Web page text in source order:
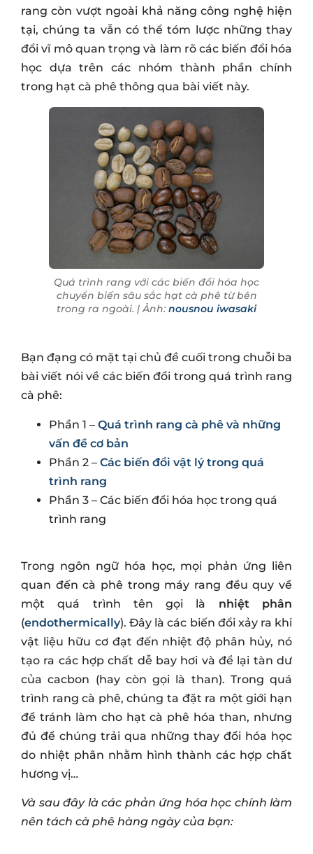
rang còn vượt ngoài khả năng công nghệ hiện
tại, chúng ta vẫn có thể tóm lược những thay
đổi vĩ mô quan trọng và làm rõ các biến đổi hóa
học dựa trên các nhóm thành phần chính
trong hạt cà phê thông qua bài viết này.
Quá trình rang với các biến đổi hóa học
chuyển biến sâu sắc hạt cà phê từ bên
trong ra ngoài. | Ảnh: nousnou iwasaki
Bạn đạng có mặt tại chủ đề cuối trong chuỗi ba
bài viết nói về các biến đổi trong quá trình rang
cà phê:
Phần 1 – Quá trình rang cà phê và những
vấn đề cơ bản
Phần 2 – Các biến đổi vật lý trong quá
trình rang
Phần 3 – Các biến đổi hóa học trong quá
trình rang
Trong ngôn ngữ hóa học, mọi phản ứng liên
quan đến cà phê trong máy rang đều quy về
một quá trình tên gọi là nhiệt phân
(endothermically). Đây là các biến đổi xảy ra khi
vật liệu hữu cơ đạt đến nhiệt độ phân hủy, nó
tạo ra các hợp chất dễ bay hơi và để lại tàn dư
của cacbon (hay còn gọi là than). Trong quá
trình rang cà phê, chúng ta đặt ra một giới hạn
để tránh làm cho hạt cà phê hóa than, nhưng
đủ để chúng trải qua những thay đổi hóa học
do nhiệt phân nhằm hình thành các hợp chất
hương vị…
Và sau đây là các phản ứng hóa học chính làm
nên tách cà phê hàng ngày của bạn: